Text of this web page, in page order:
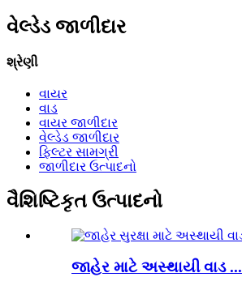
વેલ્ડેડ જાળીદાર
શ્રેણી
વાયર
વાડ
વાયર જાળીદાર
વેલ્ડેડ જાળીદાર
ફિલ્ટર સામગ્રી
જાળીદાર ઉત્પાદનો
વૈશિષ્ટિકૃત ઉત્પાદનો
જાહેર માટે અસ્થાયી વાડ ...